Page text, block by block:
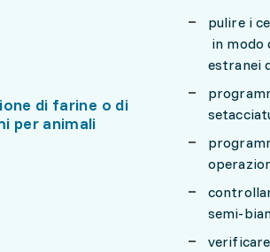
di farine o di
per animali
pulire i
in modo
estranei
semi-